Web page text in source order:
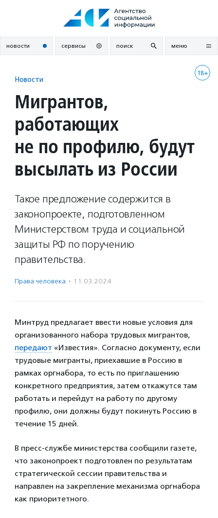
новости сервисы поиск меню
18+
Новости
Мигрантов,
работающих
не по профилю, будут
высылать из России
Такое предложение содержится в
законопроекте, подготовленном
Министерством труда и социальной
защиты РФ по поручению
правительства.
Права человека · 11.03.2024
Минтруд предлагает ввести новые условия для
организованного набора трудовых мигрантов,
передают «Известия». Согласно документу, если
трудовые мигранты, приехавшие в Россию в
рамках оргнабора, то есть по приглашению
конкретного предприятия, затем откажутся там
работать и перейдут на работу по другому
профилю, они должны будут покинуть Россию в
течение 15 дней.
В пресс-службе министерства сообщили газете,
что законопроект подготовлен по результатам
стратегической сессии правительства и
направлен на закрепление механизма оргнабора
как приоритетного.